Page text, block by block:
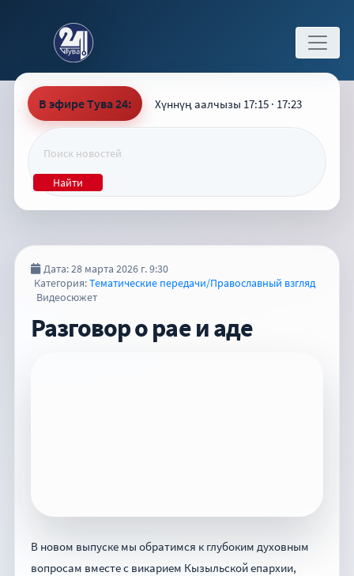
В эфире Тува 24: Хүннүң аалчызы 17:15 · 17:23
Найти
Дата: 28 марта 2026 г. 9:30
Категория:Тематические передачи/Православный взгляд
Видеосюжет
Разговор о рае и аде
В новом выпуске мы обратимся к глубоким духовным
вопросам вместе с викарием Кызыльской епархии,